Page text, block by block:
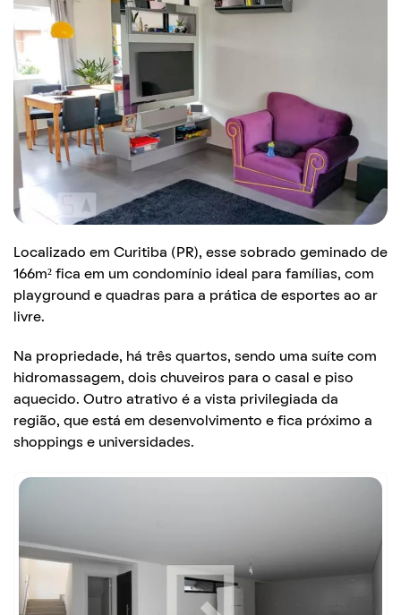
Localizado em Curitiba (PR), esse sobrado geminado de
166m² fica em um condomínio ideal para famílias, com
playground e quadras para a prática de esportes ao ar
livre.
Na propriedade, há três quartos, sendo uma suíte com
hidromassagem, dois chuveiros para o casal e piso
aquecido. Outro atrativo é a vista privilegiada da
região, que está em desenvolvimento e fica próximo a
shoppings e universidades.